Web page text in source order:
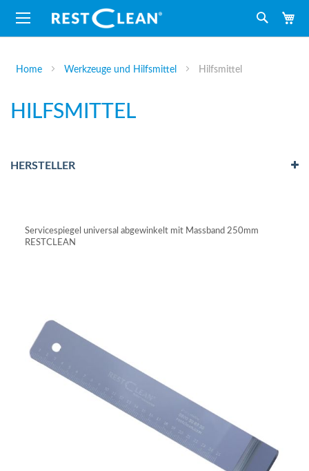
Suche
Home Werkzeuge und Hilfsmittel Hilfsmittel
HILFSMITTEL
Servicespiegel universal abgewinkelt mit Massband 250mm
RESTCLEAN
HERSTELLER